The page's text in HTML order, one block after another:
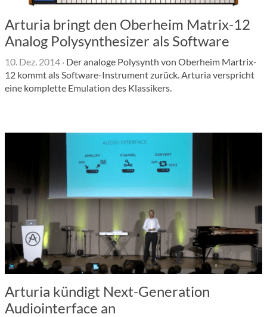
Arturia bringt den Oberheim Matrix-12
Analog Polysynthesizer als Software
10. Dez. 2014 · Der analoge Polysynth von Oberheim Martrix-
12 kommt als Software-Instrument zurück. Arturia verspricht
eine komplette Emulation des Klassikers.
Arturia kündigt Next-Generation
Audiointerface an